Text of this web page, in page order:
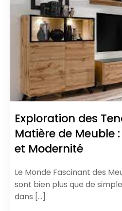
Exploration des
Matière de Meuble
et Modernité
Le Monde Fascinant des
sont bien plus que de
dans […]